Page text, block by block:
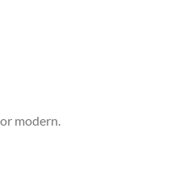
modern.